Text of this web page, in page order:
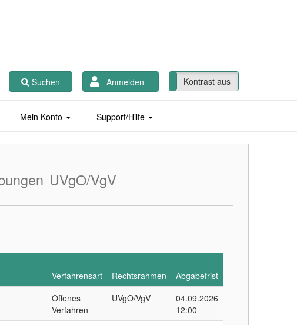
Suchen Anmelden
Kontrast ein Kontrast aus
Mein Konto Support/Hilfe
UVgO/VgV
Verfahrensart Rechtsrahmen
Abgabefrist
Offenes
Verfahren
UVgO/VgV
04.09.2026
12:00